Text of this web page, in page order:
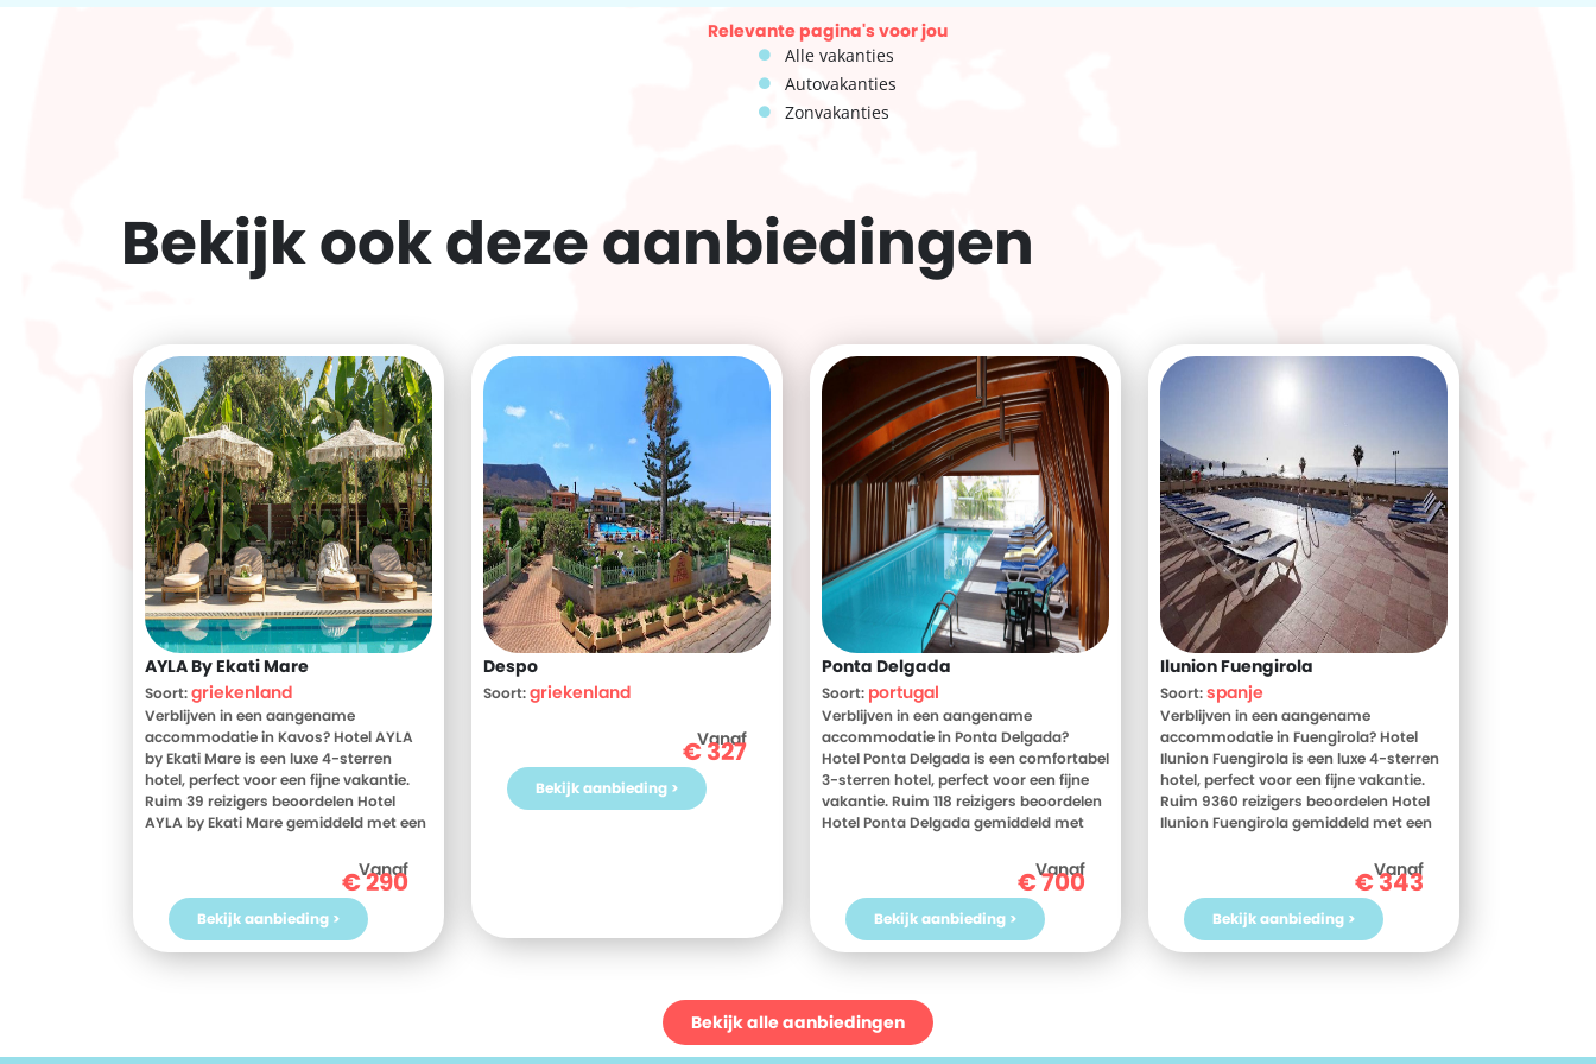
Relevante pagina's voor jou
Alle vakanties
Autovakanties
Zonvakanties
Bekijk ook dezeaanbiedingen
AYLA By Ekati Mare
Soort:griekenland
Verblijven in een aangename
accommodatie in Kavos? Hotel AYLA
by Ekati Mare is een luxe 4-sterren
hotel, perfect voor een fijne vakantie.
Ruim 39 reizigers beoordelen Hotel
AYLA by Ekati Mare gemiddeld met een
en beoordelingen van Hotel AYLA by
Ekati Mare, voor meer informatie! Ben jij
toe aan een heerlijke vakantie in
Griekenland? Boek jouw vakantie naar
Hotel AYLA by Ekati Mare vandaag nog!
Vanaf
€290
Bekijk aanbieding >
Despo
Soort:griekenland
Vanaf
€327
Bekijk aanbieding >
Ponta Delgada
Soort: portugal
Verblijven in een aangename
accommodatie in Ponta Delgada?
Hotel Ponta Delgada is een comfortabel
3-sterren hotel, perfect voor een fijne
vakantie. Ruim 118 reizigers beoordelen
Hotel Ponta Delgada gemiddeld met
foto's en beoordelingen van Hotel
Ponta Delgada, voor meer informatie!
Ben jij toe aan een heerlijke vakantie in
Portugal? Boek jouw vakantie naar
Hotel Ponta Delgada vandaag nog!
Vanaf
€700
Bekijk aanbieding >
Ilunion Fuengirola
Soort:spanje
Verblijven in een aangename
accommodatie in Fuengirola? Hotel
Ilunion Fuengirola is een luxe 4-sterren
hotel, perfect voor een fijne vakantie.
Ruim 9360 reizigers beoordelen Hotel
Ilunion Fuengirola gemiddeld met een
en beoordelingen van Hotel Ilunion
Fuengirola, voor meer informatie! Ben jij
toe aan een heerlijke vakantie in
Spanje? Boek jouw vakantie naar Hotel
Ilunion Fuengirola vandaag nog!
Vanaf
€343
Bekijk aanbieding >
Bekijk alle aanbiedingen